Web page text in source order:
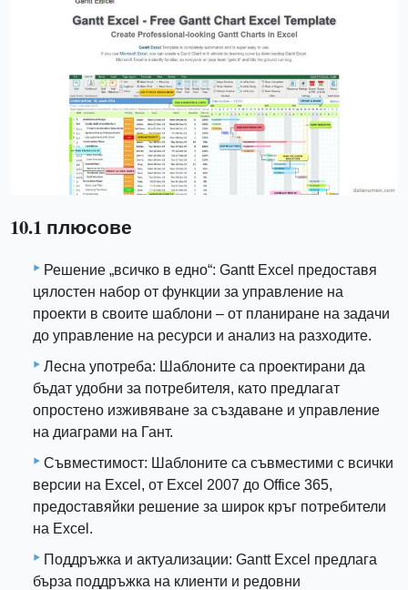
10.1 плюсове
Решение „всичко в едно“: Gantt Excel предоставя
цялостен набор от функции за управление на
проекти в своите шаблони – от планиране на задачи
до управление на ресурси и анализ на разходите.
Лесна употреба: Шаблоните са проектирани да
бъдат удобни за потребителя, като предлагат
опростено изживяване за създаване и управление
на диаграми на Гант.
Съвместимост: Шаблоните са съвместими с всички
версии на Excel, от Excel 2007 до Office 365,
предоставяйки решение за широк кръг потребители
на Excel.
Поддръжка и актуализации: Gantt Excel предлага
бърза поддръжка на клиенти и редовни